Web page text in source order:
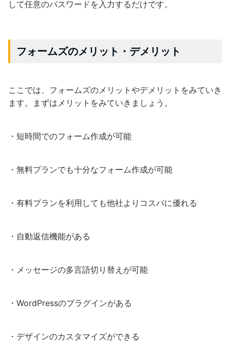
して任意のパスワードを入力するだけです。
フォームズのメリット・デメリット
ここでは、フォームズのメリットやデメリットをみていき
ます。まずはメリットをみていきましょう。
・短時間でのフォーム作成が可能
・無料プランでも十分なフォーム作成が可能
・有料プランを利用しても他社よりコスパに優れる
・自動返信機能がある
・メッセージの多言語切り替えが可能
・WordPressのプラグインがある
・デザインのカスタマイズができる